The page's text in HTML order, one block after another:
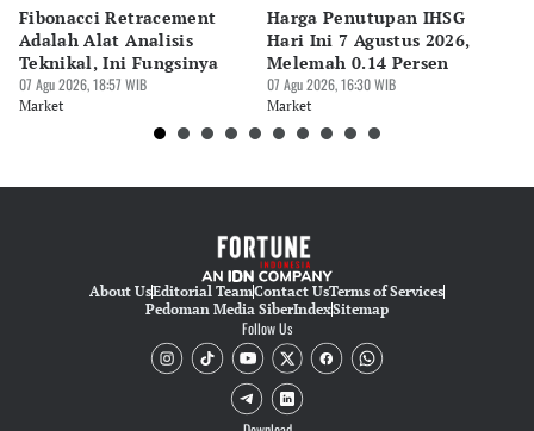
Fibonacci Retracement
Adalah Alat Analisis
Teknikal, Ini Fungsinya
07 Agu 2026, 18:57 WIB
Market
Harga Penutupan IHSG
Hari Ini 7 Agustus 2026,
Melemah 0.14 Persen
07 Agu 2026, 16:30 WIB
Market
About UsEditorial TeamContact UsTerms of Services
Pedoman Media SiberIndexSitemap
Follow Us